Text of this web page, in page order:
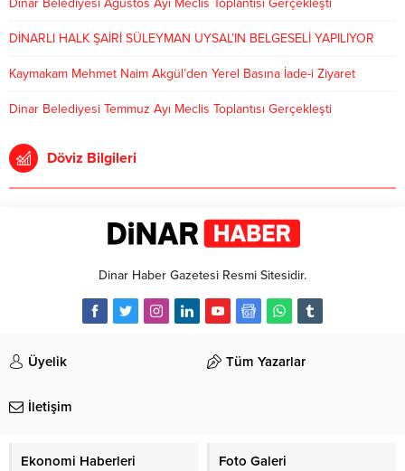
DİNARLI HALK ŞAİRİ SÜLEYMAN UYSAL’IN BELGESELİ YAPILIYOR
Kaymakam Mehmet Naim Akgül’den Yerel Basına İade-i Ziyaret
Dinar Belediyesi Temmuz Ayı Meclis Toplantısı Gerçekleşti
Döviz Bilgileri
Dinar Haber Gazetesi Resmi Sitesidir.
Üyelik Tüm Yazarlar
İletişim
Ekonomi Haberleri Foto Galeri